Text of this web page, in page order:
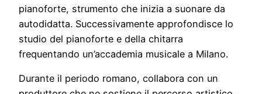
pianoforte, strumento che inizia a suonare da
autodidatta. Successivamente approfondisce lo
studio del pianoforte e della chitarra
frequentando un’accademia musicale a Milano.
Durante il periodo romano, collabora con un